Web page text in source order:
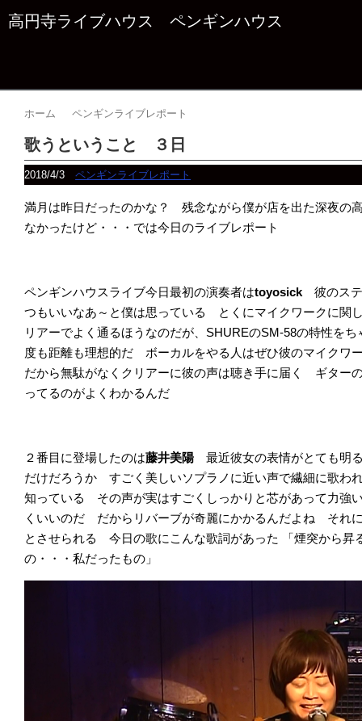
高円寺ライブハウス ペンギンハウス
ホーム ペンギンライブレポート
歌うということ ３日
2018/4/3 ペンギンライブレポート
満月は昨日だったのかな？ 残念ながら僕が店を出た深夜の
なかったけど・・・では今日のライブレポート
ペンギンハウスライブ今日最初の演奏者はtoyosick 彼のス
つもいいなあ～と僕は思っている とくにマイクワークに関
リアーでよく通るほうなのだが、SHUREのSM-58の特性を
度も距離も理想的だ ボーカルをやる人はぜひ彼のマイク
だから無駄がなくクリアーに彼の声は聴き手に届く ギター
ってるのがよくわかるんだ
２番目に登場したのは藤井美陽 最近彼女の表情がとても明
だけだろうか すごく美しいソプラノに近い声で繊細に歌わ
知っている その声が実はすごくしっかりと芯があって力強
くいいのだ だからリバーブが奇麗にかかるんだよね それ
とさせられる 今日の歌にこんな歌詞があった
「煙突から昇
の・・・私だったもの」